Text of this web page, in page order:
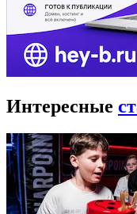
Интересные